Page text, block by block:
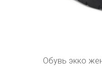
Обувь экко